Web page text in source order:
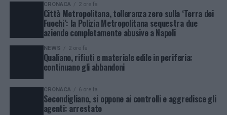
CRONACA 2 ore fa
Città Metropolitana, tolleranza zero sulla ‘Terra dei
Fuochi’: la Polizia Metropolitana sequestra due
aziende completamente abusive a Napoli
NEWS 2 ore fa
Qualiano, rifiuti e materiale edile in periferia:
continuano gli abbandoni
CRONACA 6 ore fa
Secondigliano, si oppone ai controlli e aggredisce gli
agenti: arrestato